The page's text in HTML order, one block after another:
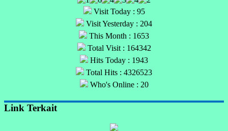
Visit Today : 95
Visit Yesterday : 204
This Month : 1653
Total Visit : 164342
Hits Today : 1943
Total Hits : 4326523
Who's Online : 20
Link Terkait